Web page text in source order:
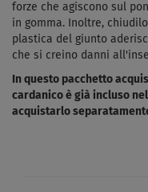
forze che agiscono sul
in gomma. Inoltre,
plastica del giunto
che si creino danni
In questo pacchetto
cardanico è già incluso
acquistarlo